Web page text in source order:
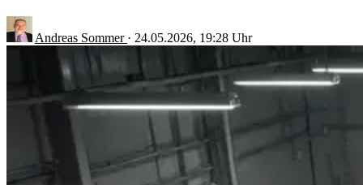
Andreas Sommer · 24.05.2026, 19:28 Uhr